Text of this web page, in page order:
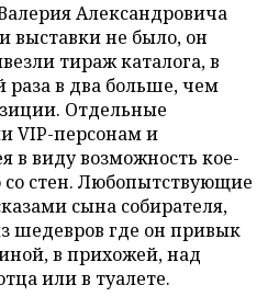
Александровича
выставки не было, он
тираж каталога, в
в два больше, чем
Отдельные
VIP-персонам и
в виду возможность кое-
стен. Любопытствующие
сына собирателя,
шедевров где он привык
в прихожей, над
или в туалете.